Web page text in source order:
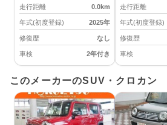
走行距離
0.0km
年式(初度登録) 2025年
修復歴 なし
車検 2年付き
走行距離
年式(初度登録)
修復歴
車検
このメーカーのSUV・クロカン